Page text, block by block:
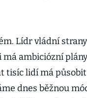
Lídr vládní
ambiciózní
tisíc lidí má
dnes běžnou